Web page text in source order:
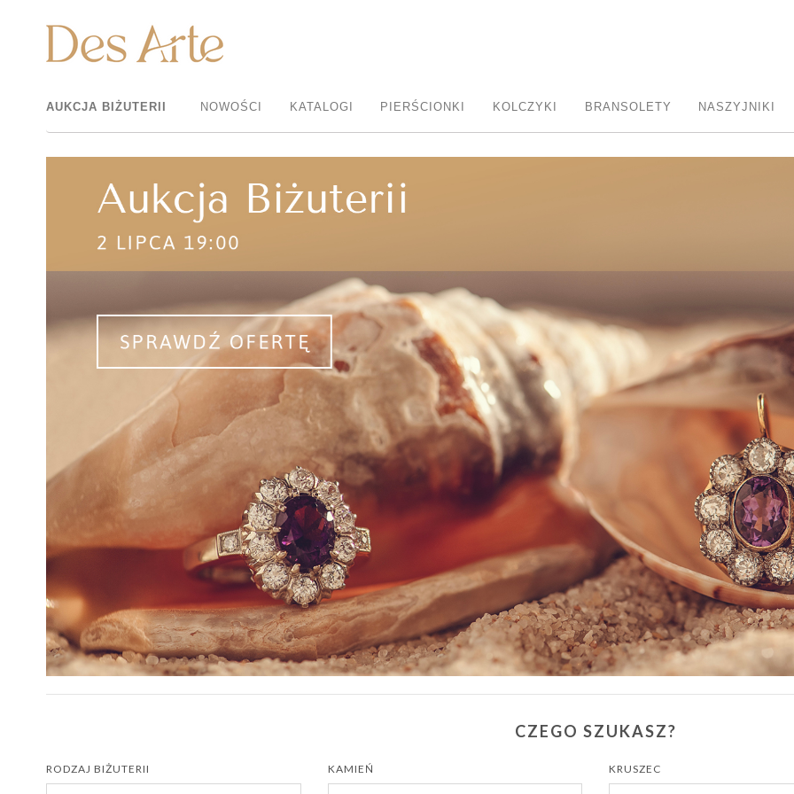
AUKCJA BIŻUTERII NOWOŚCI KATALOGI PIERŚCIONKI KOLCZYKI BRANSOLETY NASZYJNIKI
CZEGO SZUKASZ?
RODZAJ BIŻUTERII KAMIEŃ KRUSZEC